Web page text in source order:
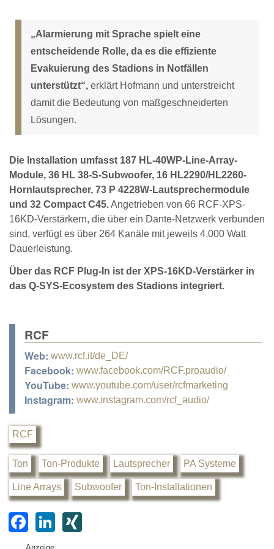
„Alarmierung mit Sprache spielt eine
entscheidende Rolle, da es die effiziente
Evakuierung des Stadions in Notfällen
unterstützt“, erklärt Hofmann und unterstreicht
damit die Bedeutung von maßgeschneiderten
Lösungen.
Die Installation umfasst 187 HL-40WP-Line-Array-
Module, 36 HL 38-S-Subwoofer, 16 HL2290/HL2260-
Hornlautsprecher, 73 P 4228W-Lautsprechermodule
und 32 Compact C45.Angetrieben von 66 RCF-XPS-
16KD-Verstärkern, die über ein Dante-Netzwerk verbunden
sind, verfügt es über 264 Kanäle mit jeweils 4.000 Watt
Dauerleistung.
Über das RCF Plug-In ist der XPS-16KD-Verstärker in
das Q-SYS-Ecosystem des Stadions integriert.
RCF
Web: www.rcf.it/de_DE/
Facebook: www.facebook.com/RCF.proaudio/
YouTube: www.youtube.com/user/rcfmarketing
Instagram: www.instagram.com/rcf_audio/
RCF
Ton Ton-Produkte Lautsprecher PA Systeme
Line Arrays Subwoofer Ton-Installationen
F
a
Li